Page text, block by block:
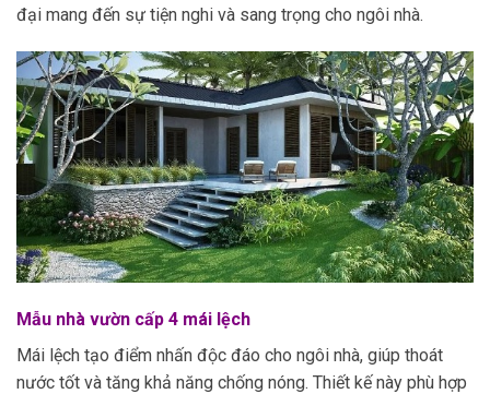
đại mang đến sự tiện nghi và sang trọng cho ngôi nhà.
Mẫu nhà vườn cấp 4 mái lệch
Mái lệch tạo điểm nhấn độc đáo cho ngôi nhà, giúp thoát
nước tốt và tăng khả năng chống nóng. Thiết kế này phù hợp